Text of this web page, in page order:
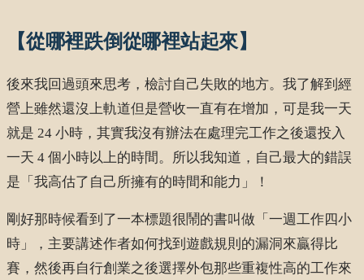
【從哪裡跌倒從哪裡站起來】
後來我回過頭來思考，檢討自己失敗的地方。我了解到經
營上雖然還沒上軌道但是營收一直有在增加，可是我一天
就是 24 小時，其實我沒有辦法在處理完工作之後還投入
一天 4 個小時以上的時間。所以我知道，自己最大的錯誤
是「我高估了自己所擁有的時間和能力」！
剛好那時候看到了一本標題很鬧的書叫做「一週工作四小
時」，主要講述作者如何找到遊戲規則的漏洞來贏得比
賽，然後再自行創業之後選擇外包那些重複性高的工作來